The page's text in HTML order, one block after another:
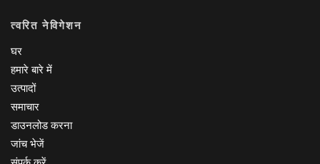
त्वरित नेविगेशन
घर
हमारे बारे में
उत्पादों
समाचार
डाउनलोड करना
जांच भेजें